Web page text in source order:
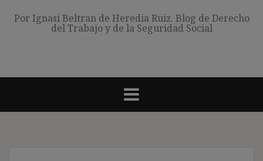
Por Ignasi Beltran de Heredia Ruiz. Blog de Derecho
del Trabajo y de la Seguridad Social